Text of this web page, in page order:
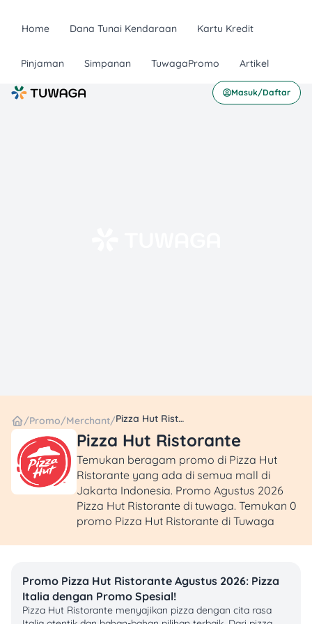
Home Dana Tunai Kendaraan Kartu Kredit
Pinjaman Simpanan TuwagaPromo Artikel
Masuk/Daftar
/Promo/Merchant/ Pizza Hut Ristorante
Pizza Hut Ristorante
Temukan beragam promo di Pizza Hut
Ristorante yang ada di semua mall di
Jakarta Indonesia. Promo Agustus 2026
Pizza Hut Ristorante di tuwaga. Temukan 0
promo Pizza Hut Ristorante di Tuwaga
Promo Pizza Hut Ristorante Agustus 2026: Pizza
Italia dengan Promo Spesial!
Pizza Hut Ristorante menyajikan pizza dengan cita rasa